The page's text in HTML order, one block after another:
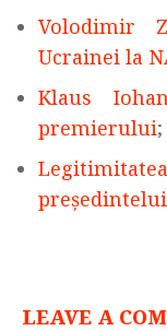
Volodimir
Ucrainei la
Klaus
premierului;
președintelui
LEAVE A